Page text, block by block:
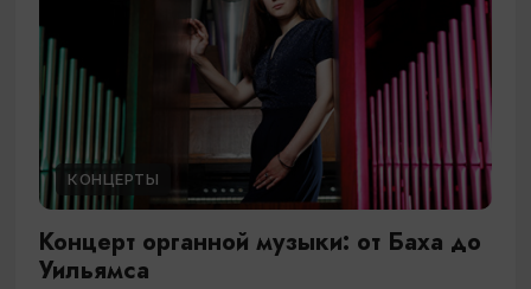
КОНЦЕРТЫ
Концерт органной музыки: от Баха до
Уильямса